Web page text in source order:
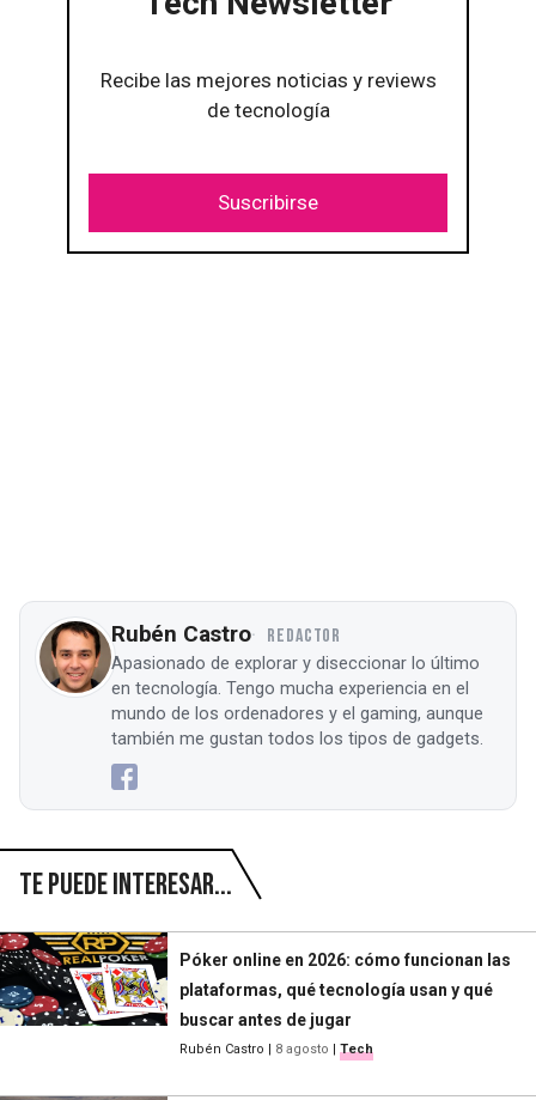
Recibe las mejores noticias y reviews
de tecnología
Suscribirse
Rubén Castro REDACTOR
Apasionado de explorar y diseccionar lo último
en tecnología. Tengo mucha experiencia en el
mundo de los ordenadores y el gaming, aunque
también me gustan todos los tipos de gadgets.
Te puede interesar...
Póker online en 2026: cómo funcionan las
plataformas, qué tecnología usan y qué
buscar antes de jugar
Rubén Castro | 8 agosto | Tech